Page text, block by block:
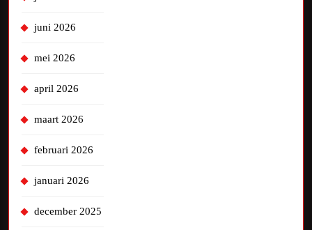
juni 2026
mei 2026
april 2026
maart 2026
februari 2026
januari 2026
december 2025